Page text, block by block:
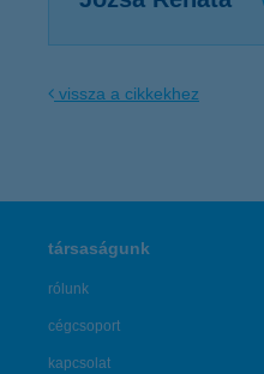
vissza a cikkekhez
társaságunk
rólunk
cégcsoport
kapcsolat